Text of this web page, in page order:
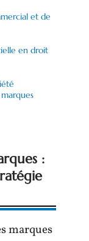
et de
en droit
:
marques